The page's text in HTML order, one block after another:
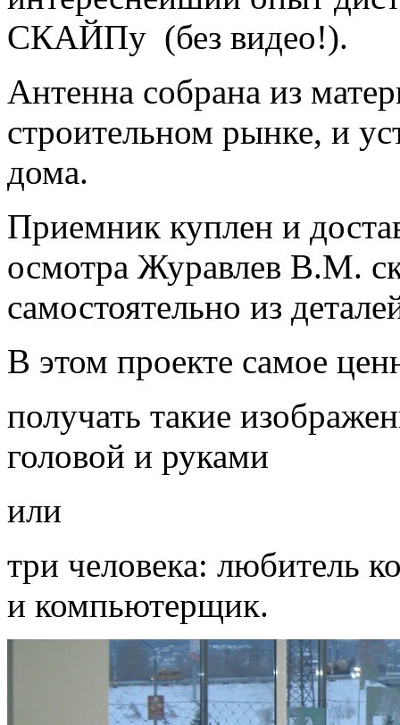
СКАЙПу (без видео!).
Антенна собрана из
строительном рынке, и
дома.
Приемник куплен и
осмотра Журавлев В.М.
самостоятельно из
В этом проекте самое
получать такие
головой и руками
или
три человека: любитель
и компьютерщик.